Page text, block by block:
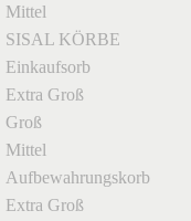
Mittel
SISAL KÖRBE
Einkaufsorb
Extra Groß
Groß
Mittel
Aufbewahrungskorb
Extra Groß